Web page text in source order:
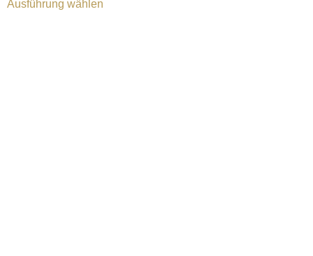
Ausführung wählen